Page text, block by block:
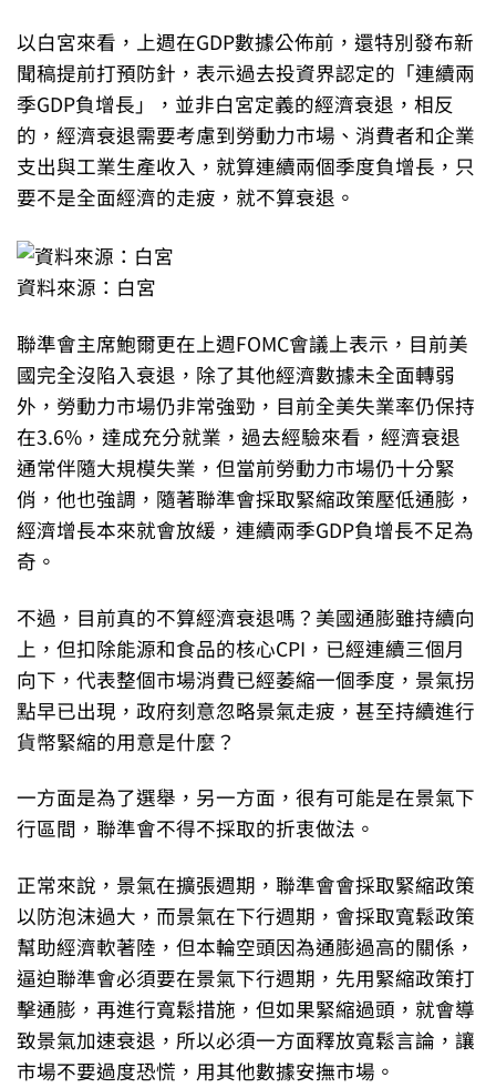
以白宮來看，上週在GDP數據公佈前，還特別發布新
聞稿提前打預防針，表示過去投資界認定的「連續兩
季GDP負增長」，並非白宮定義的經濟衰退，相反
的，經濟衰退需要考慮到勞動力市場、消費者和企業
支出與工業生產收入，就算連續兩個季度負增長，只
要不是全面經濟的走疲，就不算衰退。
資料來源：白宮
聯準會主席鮑爾更在上週FOMC會議上表示，目前美
國完全沒陷入衰退，除了其他經濟數據未全面轉弱
外，勞動力市場仍非常強勁，目前全美失業率仍保持
在3.6%，達成充分就業，過去經驗來看，經濟衰退
通常伴隨大規模失業，但當前勞動力市場仍十分緊
俏，他也強調，隨著聯準會採取緊縮政策壓低通膨，
經濟增長本來就會放緩，連續兩季GDP負增長不足為
奇。
不過，目前真的不算經濟衰退嗎？美國通膨雖持續向
上，但扣除能源和食品的核心CPI，已經連續三個月
向下，代表整個市場消費已經萎縮一個季度，景氣拐
點早已出現，政府刻意忽略景氣走疲，甚至持續進行
貨幣緊縮的用意是什麼？
一方面是為了選舉，另一方面，很有可能是在景氣下
行區間，聯準會不得不採取的折衷做法。
正常來說，景氣在擴張週期，聯準會會採取緊縮政策
以防泡沫過大，而景氣在下行週期，會採取寬鬆政策
幫助經濟軟著陸，但本輪空頭因為通膨過高的關係，
逼迫聯準會必須要在景氣下行週期，先用緊縮政策打
擊通膨，再進行寬鬆措施，但如果緊縮過頭，就會導
致景氣加速衰退，所以必須一方面釋放寬鬆言論，讓
市場不要過度恐慌，用其他數據安撫市場。